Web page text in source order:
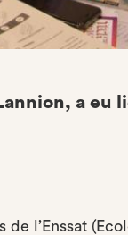
a eu
l’Enssat